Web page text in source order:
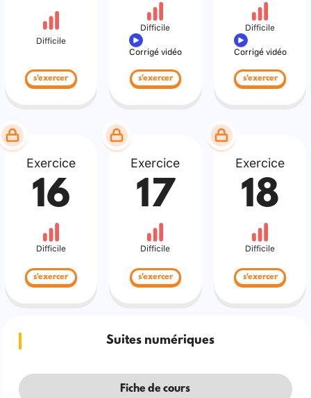
Difficile
s'exercer
Difficile
Corrigé vidéo
s'exercer
Difficile
Corrigé vidéo
s'exercer
Exercice
16
Difficile
s'exercer
Exercice
17
Difficile
s'exercer
Exercice
18
Difficile
s'exercer
Suites numériques
Fiche de cours